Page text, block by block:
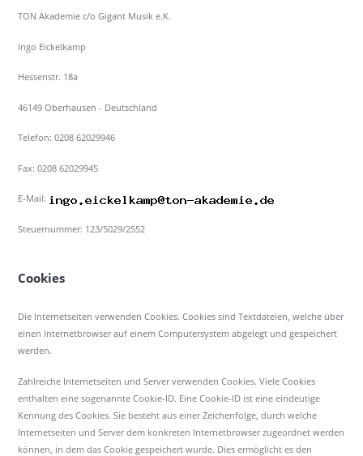
TON Akademie c/o Gigant Musik e.K.
Ingo Eickelkamp
Hessenstr. 18a
46149 Oberhausen - Deutschland
Telefon: 0208 62029946
Fax: 0208 62029945
E-Mail:
Steuernummer: 123/5029/2552
Cookies
Die Internetseiten verwenden Cookies. Cookies sind Textdateien, welche über
einen Internetbrowser auf einem Computersystem abgelegt und gespeichert
werden.
Zahlreiche Internetseiten und Server verwenden Cookies. Viele Cookies
enthalten eine sogenannte Cookie-ID. Eine Cookie-ID ist eine eindeutige
Kennung des Cookies. Sie besteht aus einer Zeichenfolge, durch welche
Internetseiten und Server dem konkreten Internetbrowser zugeordnet werden
können, in dem das Cookie gespeichert wurde. Dies ermöglicht es den